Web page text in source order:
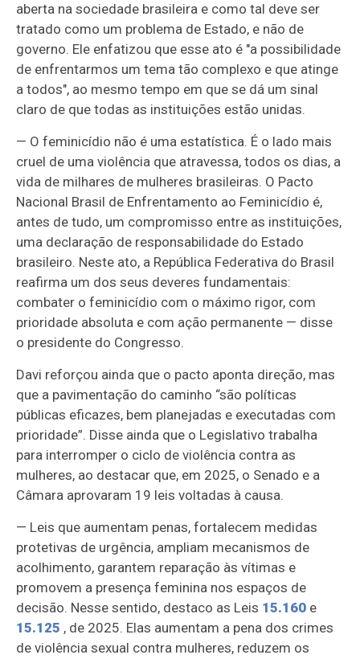
aberta na sociedade brasileira e como tal deve ser
tratado como um problema de Estado, e não de
governo. Ele enfatizou que esse ato é "a possibilidade
de enfrentarmos um tema tão complexo e que atinge
a todos", ao mesmo tempo em que se dá um sinal
claro de que todas as instituições estão unidas.
— O feminicídio não é uma estatística. É o lado mais
cruel de uma violência que atravessa, todos os dias, a
vida de milhares de mulheres brasileiras. O Pacto
Nacional Brasil de Enfrentamento ao Feminicídio é,
antes de tudo, um compromisso entre as instituições,
uma declaração de responsabilidade do Estado
brasileiro. Neste ato, a República Federativa do Brasil
reafirma um dos seus deveres fundamentais:
combater o feminicídio com o máximo rigor, com
prioridade absoluta e com ação permanente — disse
o presidente do Congresso.
Davi reforçou ainda que o pacto aponta direção, mas
que a pavimentação do caminho “são políticas
públicas eficazes, bem planejadas e executadas com
prioridade”. Disse ainda que o Legislativo trabalha
para interromper o ciclo de violência contra as
mulheres, ao destacar que, em 2025, o Senado e a
Câmara aprovaram 19 leis voltadas à causa.
— Leis que aumentam penas, fortalecem medidas
protetivas de urgência, ampliam mecanismos de
acolhimento, garantem reparação às vítimas e
promovem a presença feminina nos espaços de
decisão. Nesse sentido, destaco as Leis 15.160 e
15.125 , de 2025. Elas aumentam a pena dos crimes
de violência sexual contra mulheres, reduzem os